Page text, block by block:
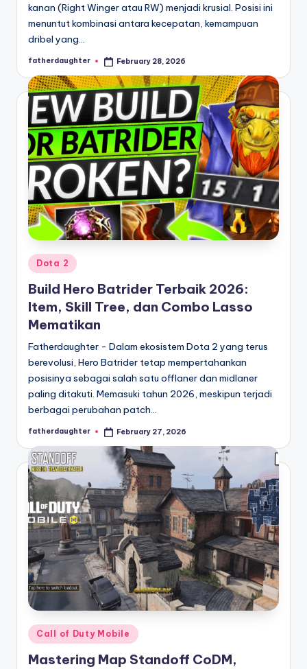
kanan (Right Winger atau RW) menjadi krusial. Posisi ini
menuntut kombinasi antara kecepatan, kemampuan
dribel yang…
Posted
fatherdaughter February 28, 2026
Posted
in
Dota 2
Build Hero Batrider Terbaik 2026:
Item, Skill Tree, dan Combo Lasso
Mematikan
Fatherdaughter - Dalam ekosistem Dota 2 yang terus
berevolusi, Hero Batrider tetap mempertahankan
posisinya sebagai salah satu offlaner dan midlaner
paling ditakuti. Memasuki tahun 2026, meskipun terjadi
berbagai perubahan patch…
Posted
fatherdaughter February 27, 2026
Posted
in
Call of Duty Mobile
Mastering Map Standoff CoDM,